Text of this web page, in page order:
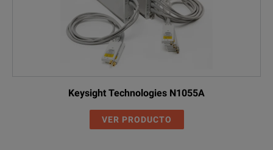
Keysight Technologies N1055A
VER PRODUCTO